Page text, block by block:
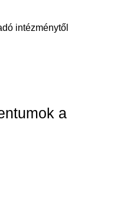
intézménytől
a